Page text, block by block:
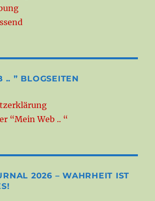
.. ” BLOGSEITEN
“Mein Web .. “
2026 – WAHRHEIT IST